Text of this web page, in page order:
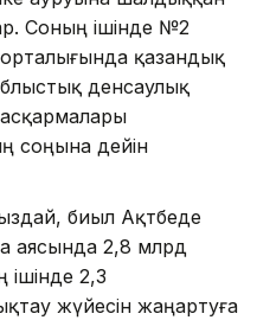
Соның ішінде №2
орталығында қазандық
денсаулық
соңына дейін
биыл Ақтөбеде
аясында 2,8 млрд
2,3
жүйесін жаңартуға